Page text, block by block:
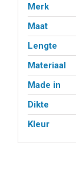
Merk
Maat
Lengte
Materiaal
Made in
Dikte
Kleur